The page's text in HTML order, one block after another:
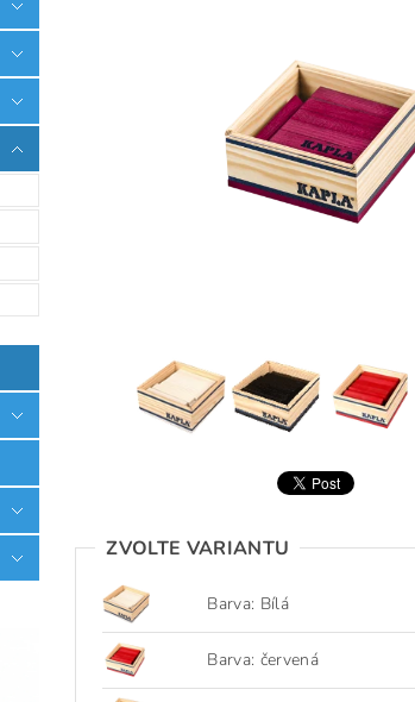
ZVOLTE VARIANTU
Barva: Bílá
Barva: červená